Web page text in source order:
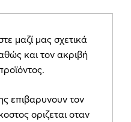
μαζί μας σχετικά
και τον ακριβή
επιβαρυνουν τον
οριζεται οταν